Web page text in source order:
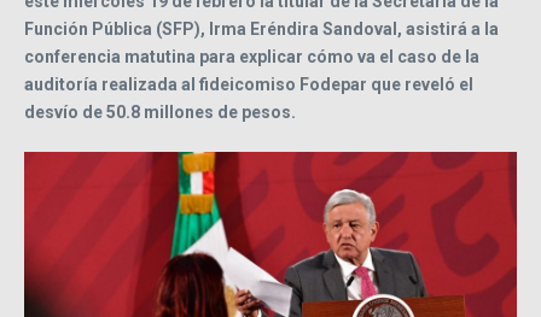
Función Pública (SFP), Irma Eréndira Sandoval, asistirá a la
conferencia matutina para explicar cómo va el caso de la
auditoría realizada al fideicomiso Fodepar que reveló el
desvío de 50.8 millones de pesos.